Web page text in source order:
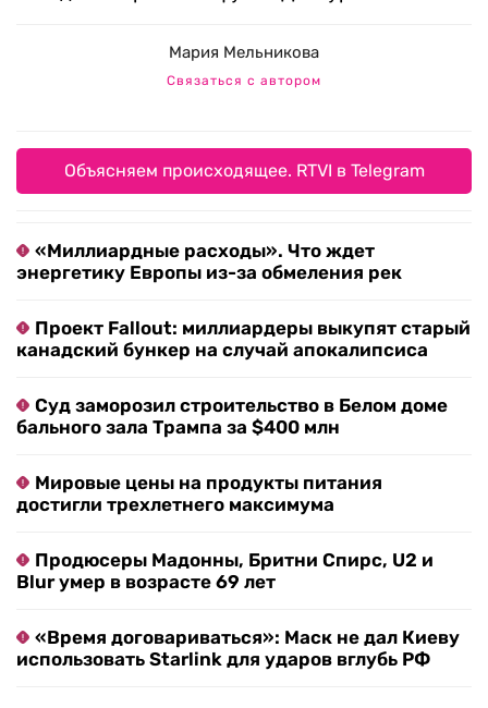
Мария Мельникова
Связаться с автором
Объясняем происходящее. RTVI в Telegram
«Миллиардные расходы». Что ждет
энергетику Европы из-за обмеления рек
Проект Fallout: миллиардеры выкупят старый
канадский бункер на случай апокалипсиса
Суд заморозил строительство в Белом доме
бального зала Трампа за $400 млн
Мировые цены на продукты питания
достигли трехлетнего максимума
Продюсеры Мадонны, Бритни Спирс, U2 и
Blur умер в возрасте 69 лет
«Время договариваться»: Маск не дал Киеву
использовать Starlink для ударов вглубь РФ